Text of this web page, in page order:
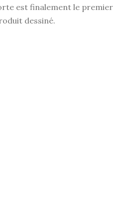
est finalement le premier
dessiné.